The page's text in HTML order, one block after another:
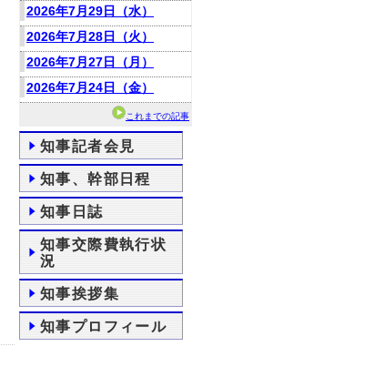
2026年7月29日（水）
2026年7月28日（火）
2026年7月27日（月）
2026年7月24日（金）
これまでの記事
知事記者会見
知事、幹部日程
知事日誌
知事交際費執行状
況
知事挨拶集
知事プロフィール